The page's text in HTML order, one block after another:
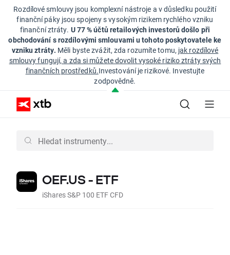
Rozdílové smlouvy jsou komplexní nástroje a v důsledku použití
finanční páky jsou spojeny s vysokým rizikem rychlého vzniku
finanční ztráty. U 77 % účtů retailových investorů došlo při
obchodování s rozdílovými smlouvami u tohoto poskytovatele ke
vzniku ztráty. Měli byste zvážit, zda rozumíte tomu, jak rozdílové
smlouvy fungují, a zda si můžete dovolit vysoké riziko ztráty svých
finančních prostředků.Investování je rizikové. Investujte
zodpovědně.
OEF.US - ETF
iShares S&P 100 ETF CFD